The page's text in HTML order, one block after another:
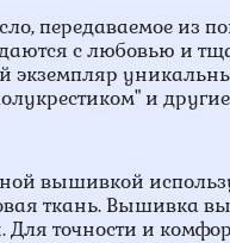
передаваемое из
с любовью и
экземпляр
и
вышивкой
ткань. Вышивка
Для точности и